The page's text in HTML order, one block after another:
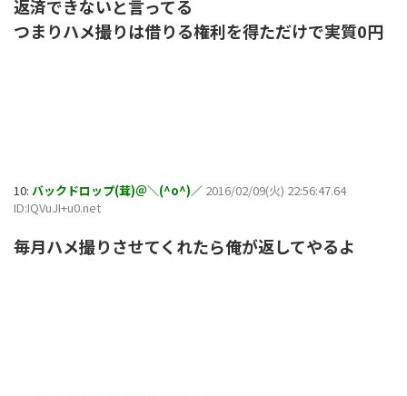
返済できないと言ってる
つまりハメ撮りは借りる権利を得ただけで実質0円
10: バックドロップ(茸)＠＼(^o^)／ 2016/02/09(火) 22:56:47.64
ID:IQVuJI+u0.net
毎月ハメ撮りさせてくれたら俺が返してやるよ